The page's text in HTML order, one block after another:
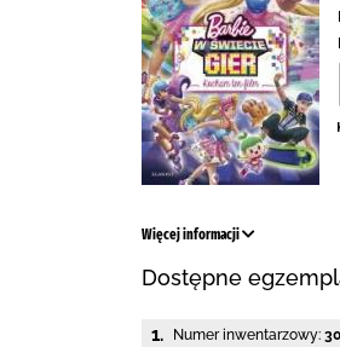
Więcej informacji
Dostępne
1. Numer inwentarzowy: